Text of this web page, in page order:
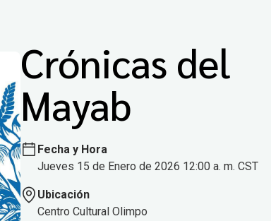
Crónicas del
Mayab
Fecha y Hora
Jueves 15 de Enero de 2026 12:00 a. m. CST
Ubicación
Centro Cultural Olimpo